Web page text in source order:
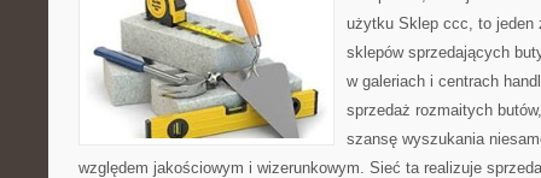
użytku Sklep ccc, to jeden
sklepów sprzedających
w galeriach i centrach
sprzedaż rozmaitych
szansę wyszukania
względem jakościowym i wizerunkowym. Sieć ta realizuje